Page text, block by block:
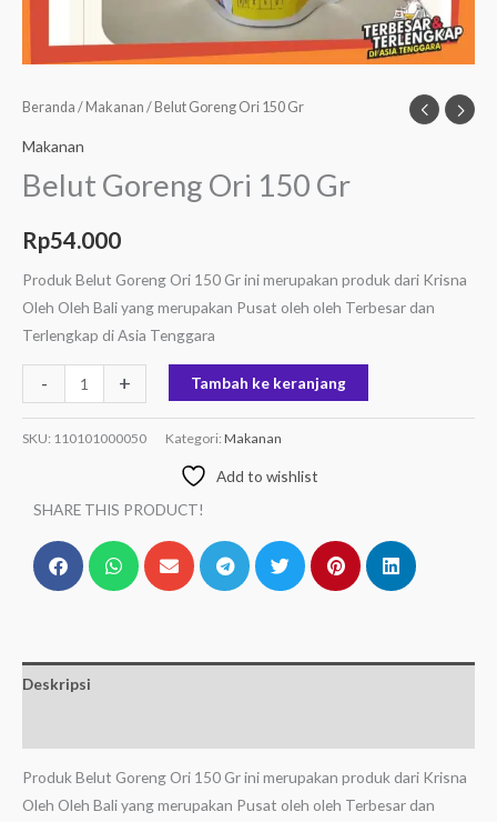
Beranda / Makanan / Belut Goreng Ori 150 Gr
Makanan
Belut Goreng Ori 150 Gr
Rp54.000
Produk Belut Goreng Ori 150 Gr ini merupakan produk dari Krisna
Oleh Oleh Bali yang merupakan Pusat oleh oleh Terbesar dan
Terlengkap di Asia Tenggara
- + Tambah ke keranjang
SKU: 110101000050 Kategori: Makanan
Add to wishlist
SHARE THIS PRODUCT!
Deskripsi
Produk Belut Goreng Ori 150 Gr ini merupakan produk dari Krisna
Oleh Oleh Bali yang merupakan Pusat oleh oleh Terbesar dan